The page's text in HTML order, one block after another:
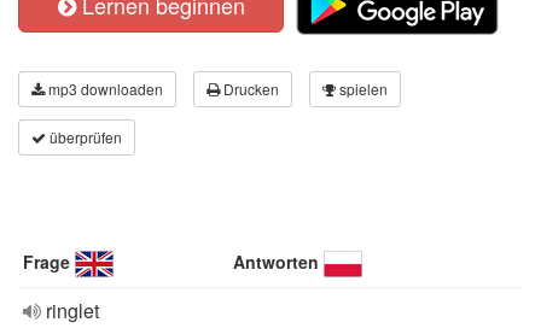
mp3 downloaden Drucken spielen
überprüfen
Frage Antworten
ringlet